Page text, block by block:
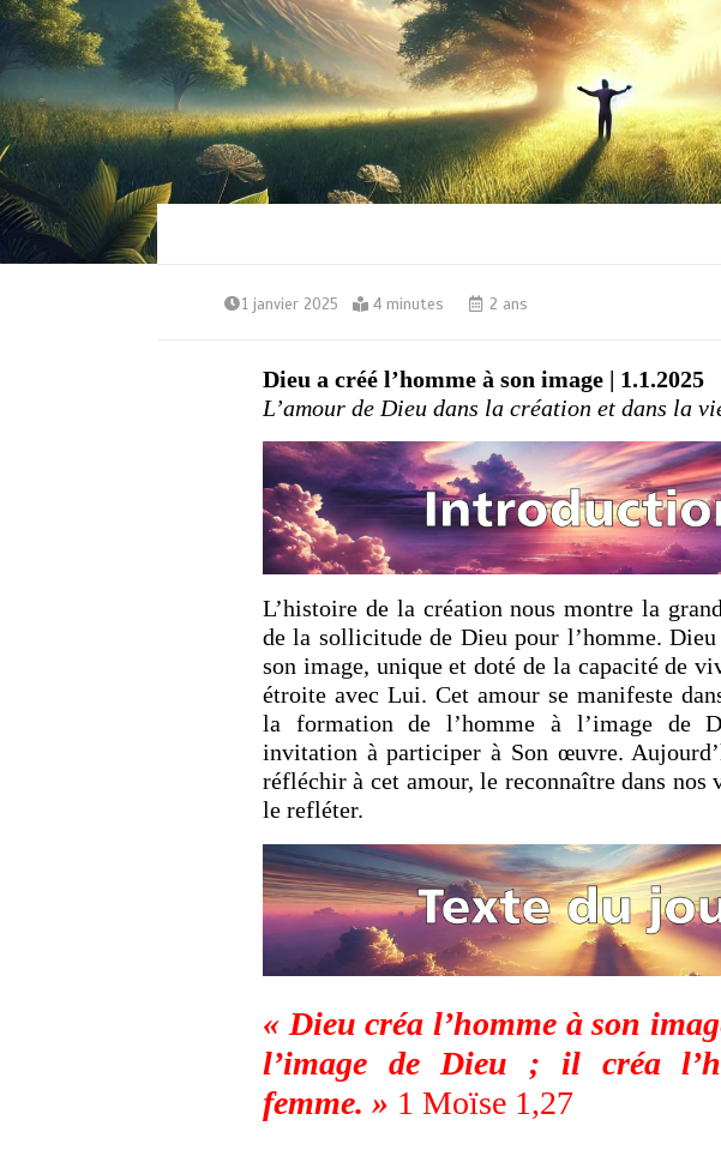
1 janvier 2025 4 minutes 2 ans
Dieu a créé l’homme à son image | 1.1.2025
L’amour de Dieu dans la création et dans la
L’histoire de la création nous montre la
de la sollicitude de Dieu pour l’homme. Dieu
son image, unique et doté de la capacité de
étroite avec Lui. Cet amour se manifeste
la formation de l’homme à l’image de
invitation à participer à Son œuvre.
réfléchir à cet amour, le reconnaître dans nos
le refléter.
« Dieu créa l’homme à son
l’image de Dieu ; il créa
femme. » 1 Moïse 1,27